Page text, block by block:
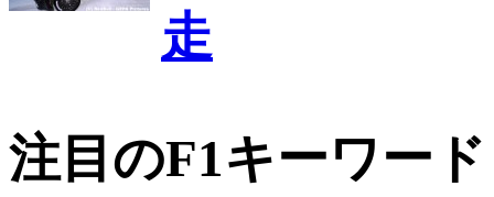
走
注目のF1キーワード